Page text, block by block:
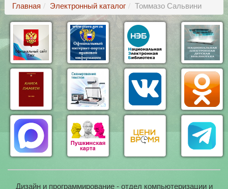
Главная Электронный каталог Томмазо Сальвини
Дизайн и программирование - отдел компьютеризации и